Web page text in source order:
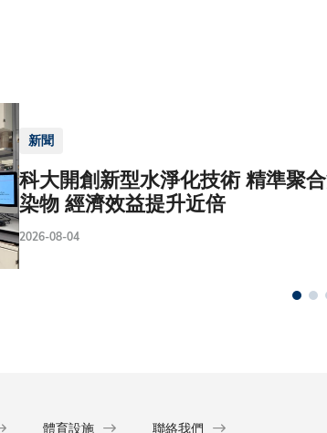
新聞
科大開創新型水淨化技術 精準聚
染物 經濟效益提升近倍
2026-08-04
體育設施 聯絡我們